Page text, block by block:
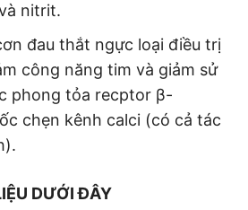
nitrit.
đau thắt ngực loại điều trị
công năng tim và giảm sử
phong tỏa recptor β-
chẹn kênh calci (có cả tác
DƯỚI ĐÂY